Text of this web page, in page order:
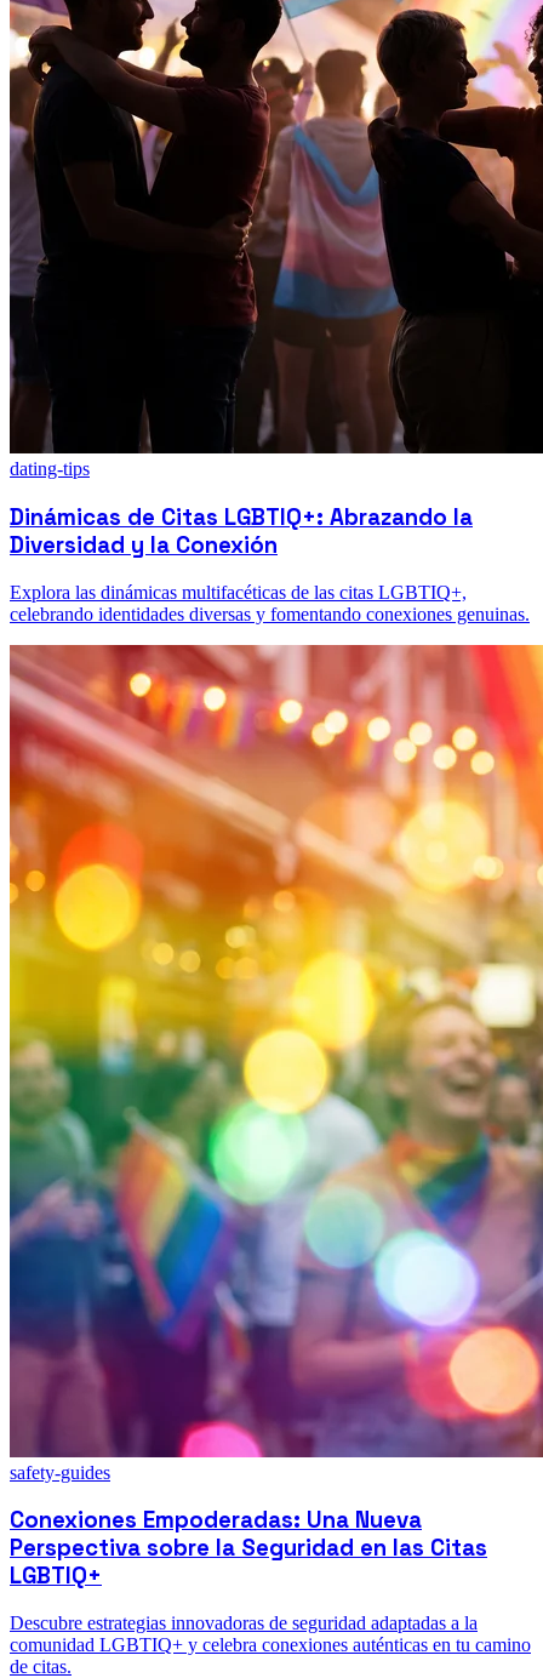
dating-tips
Dinámicas de Citas LGBTIQ+: Abrazando la
Diversidad y la Conexión
Explora las dinámicas multifacéticas de las citas LGBTIQ+,
celebrando identidades diversas y fomentando conexiones genuinas.
safety-guides
Conexiones Empoderadas: Una Nueva
Perspectiva sobre la Seguridad en las Citas
LGBTIQ+
Descubre estrategias innovadoras de seguridad adaptadas a la
comunidad LGBTIQ+ y celebra conexiones auténticas en tu camino
de citas.